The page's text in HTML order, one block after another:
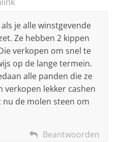
je alle winstgevende
Ze hebben 2 kippen
verkopen om snel te
op de lange termein.
alle panden die ze
verkopen lekker cashen
de molen steen om
Beantwoorden